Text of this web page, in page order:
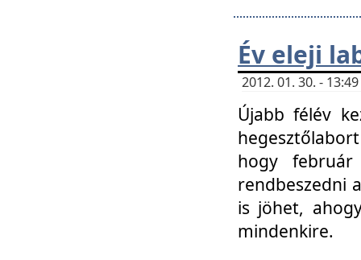
Év eleji
2012. 01. 30. -
Újabb félév
hogy
rendbeszedni
is jöhet,
mindenkire.